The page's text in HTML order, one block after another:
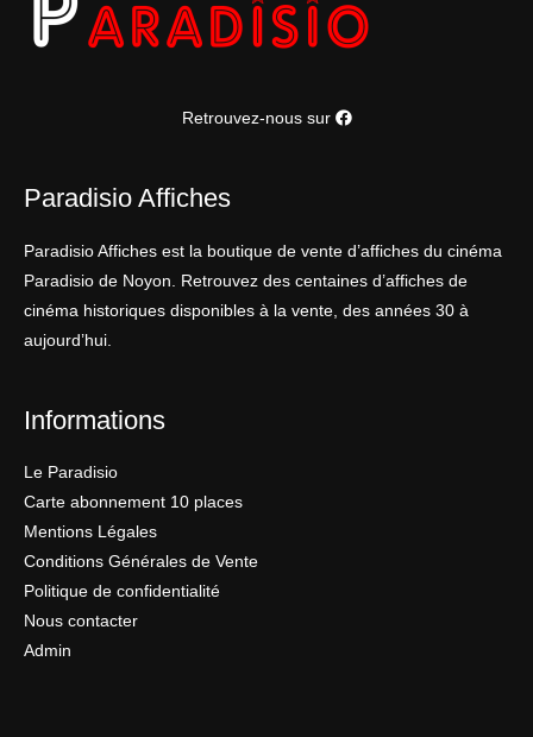
Retrouvez-nous sur
Paradisio Affiches
Paradisio Affiches est la boutique de vente d’affiches du cinéma
Paradisio de Noyon. Retrouvez des centaines d’affiches de
cinéma historiques disponibles à la vente, des années 30 à
aujourd’hui.
Informations
Le Paradisio
Carte abonnement 10 places
Mentions Légales
Conditions Générales de Vente
Politique de confidentialité
Nous contacter
Admin